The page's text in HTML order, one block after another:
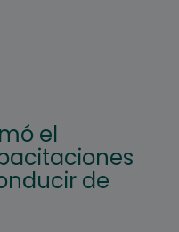
el
de